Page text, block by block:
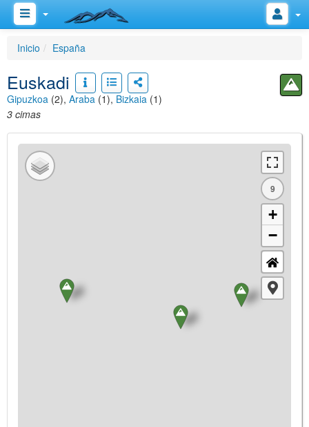
Inicio España
Euskadi
Gipuzkoa (2), Araba (1), Bizkaia (1)
3 cimas
9
+
−